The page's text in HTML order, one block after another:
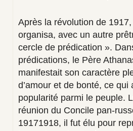
Après la révolution de 1917,
organisa, avec un autre
cercle de prédication ».
prédications, le Père
manifestait son caractère
d’amour et de bonté, ce qui
popularité parmi le peuple.
réunion du Concile pan-
19171918, il fut élu pour